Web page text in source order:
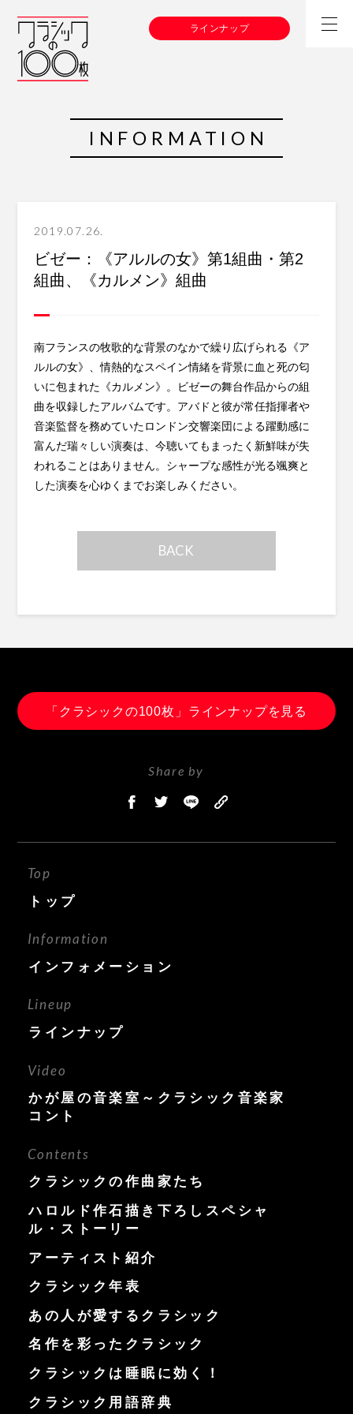
ラインナップ
INFORMATION
2019.07.26.
ビゼー：《アルルの女》第1組曲・第2
組曲、《カルメン》組曲
南フランスの牧歌的な背景のなかで繰り広げられる《ア
ルルの女》、情熱的なスペイン情緒を背景に血と死の匂
いに包まれた《カルメン》。ビゼーの舞台作品からの組
曲を収録したアルバムです。アバドと彼が常任指揮者や
音楽監督を務めていたロンドン交響楽団による躍動感に
富んだ瑞々しい演奏は、今聴いてもまったく新鮮味が失
われることはありません。シャープな感性が光る颯爽と
した演奏を心ゆくまでお楽しみください。
BACK
「クラシックの100枚」ラインナップを見る
Share by
Top
トップ
Information
インフォメーション
Lineup
ラインナップ
Video
かが屋の音楽室～クラシック音楽家
コント
Contents
クラシックの作曲家たち
ハロルド作石描き下ろしスペシャ
ル・ストーリー
アーティスト紹介
クラシック年表
あの人が愛するクラシック
名作を彩ったクラシック
クラシックは睡眠に効く！
クラシック用語辞典